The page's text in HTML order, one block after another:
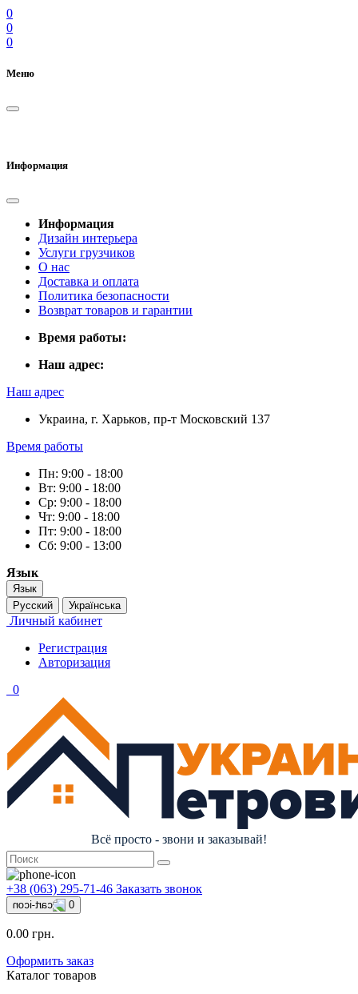
0
0
0
Меню
Информация
Информация
Дизайн интерьера
Услуги грузчиков
О нас
Доставка и оплата
Политика безопасности
Возврат товаров и гарантии
Время работы:
Наш адрес:
Наш адрес
Украина, г. Харьков, пр-т Московский 137
Время работы
Пн: 9:00 - 18:00
Вт: 9:00 - 18:00
Ср: 9:00 - 18:00
Чт: 9:00 - 18:00
Пт: 9:00 - 18:00
Сб: 9:00 - 13:00
Язык
Язык
Русский
Українська
Личный кабинет
Регистрация
Авторизация
0
Всё просто - звони и заказывай!
+38 (063) 295-71-46 Заказать звонок
0
0.00 грн.
Оформить заказ
Каталог товаров